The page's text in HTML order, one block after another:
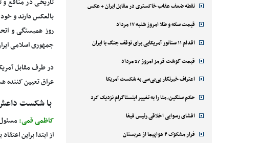
نقطه ضعف عقاب خاکستری در مقابل ایران + عکس
قیمت سکه و طلا امروز شنبه ۱۷ مرداد
اقدام ۱۱ سناتور آمریکایی برای توقف جنگ با ایران
قیمت گوشت قرمز امروز 17 مرداد
اعتراف خبرنگار بی‌بی‌سی به شکست آمریکا
حکم سنگین، متا را به تغییر اینستاگرام نزدیک کرد
افشای رسوایی اخلاقی رئیس فیفا
فرار مشکوک ۴ هواپیما از عربستان
تاریخی در منافع
بالعکس دارند و
روز همبستگی و
جمهوری اسلامی
در طرف مقابل
عراق تعیین کننده
با شکست
کاظمی قمی:
از ابتدا براین